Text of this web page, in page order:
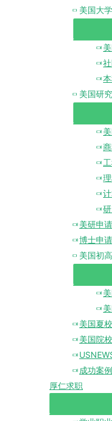
美国大
美国研
美研申
博士申请
美国初
美国夏
美国院
成功案例
厚仁求职